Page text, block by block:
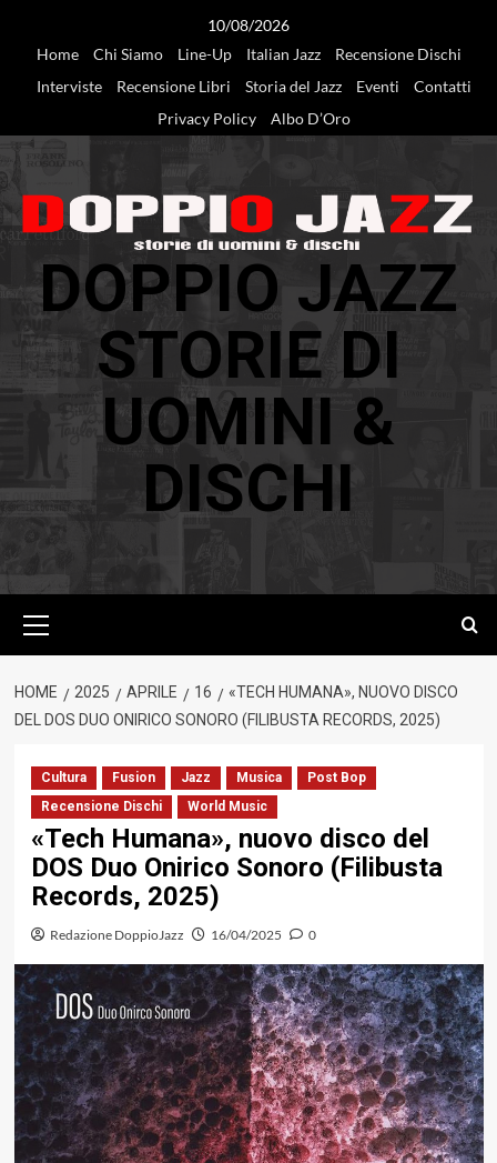
10/08/2026
Home
Chi Siamo Line-Up Italian Jazz
Recensione Dischi
Interviste
Recensione Libri Storia del Jazz Eventi
Contatti
Privacy Policy
Albo D’Oro
DOPPIO JAZZ
STORIE DI
UOMINI &
DISCHI
principale
HOME 2025 APRILE 16
«TECH HUMANA», NUOVO DISCO
DEL DOS DUO ONIRICO SONORO (FILIBUSTA RECORDS, 2025)
Cultura Fusion Jazz Musica
Post Bop
Recensione Dischi
World Music
«Tech Humana», nuovo disco del
DOS Duo Onirico Sonoro (Filibusta
Records, 2025)
Redazione DoppioJazz 16/04/2025 0